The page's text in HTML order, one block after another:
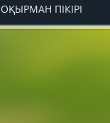
ОҚЫРМАН ПІКІРІ